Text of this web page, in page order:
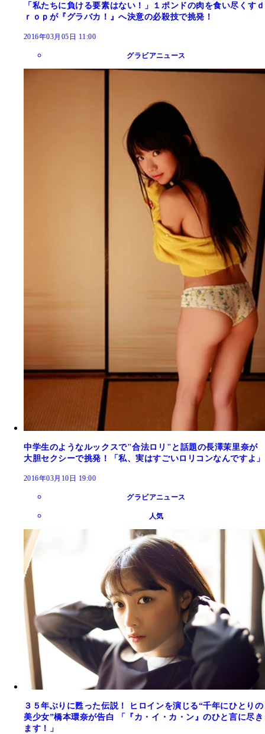
「私たちに負ける要素はない！」１ポンドの肉を食い尽くすｄ
ｒｏｐが『グラバカ！』へ決意の必殺技で挑発！
2016年03月05日 11:00
グラビアニュース
中学生のようなルックスで"合法ロリ"と話題の長澤茉里奈が
大胆セクシーで挑発！「私、実はすごいロリコンなんですよ」
2016年03月10日 19:00
グラビアニュース
人気
３５年ぶりに甦った伝説！ ヒロインを演じる“千年にひとりの
美少女”橋本環奈が告白 「『カ・イ・カ・ン』のひと言に尽き
ます！」